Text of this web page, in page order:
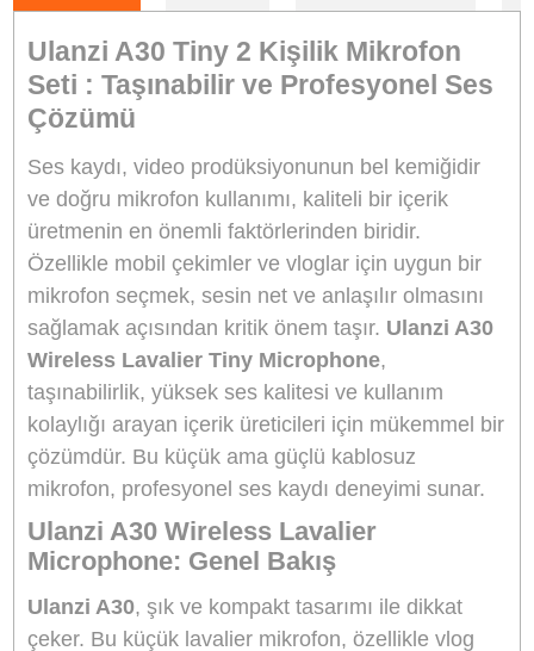
Marka
ULANZI
Stok Kodu
Stok Durumu
Stokta Var
6975357305440
Garanti Süresi 24 Ay
%10indirim
385 TL Kazanç
3.885,00 TL
3.500,00 TL
NAKİT / HAVALE: 3.430,00 TL *978,69 TL den başlayan
Bu ürünü satın alarak87500puan kazanabilirsiniz.
Kompakt Tasarım– Küçük ve hafif yapısı sayesinde taşıması ve
İki Kişilik Kullanım– Hem sesli içerik kaydı hem de röportajlar için